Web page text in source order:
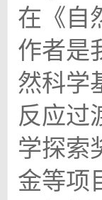
在《自
作者是
然科学
反应过
学探索
金等项